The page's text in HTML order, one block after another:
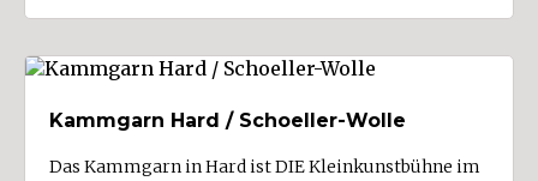
Kammgarn Hard / Schoeller-Wolle
Das Kammgarn in Hard ist DIE Kleinkunstbühne im